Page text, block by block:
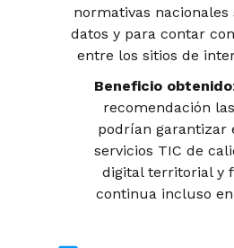
normativas
datos y para contar
entre los sitios de
Beneficio obtenido
recomendación
podrían garantizar
servicios TIC de
digital territorial y
continua incluso